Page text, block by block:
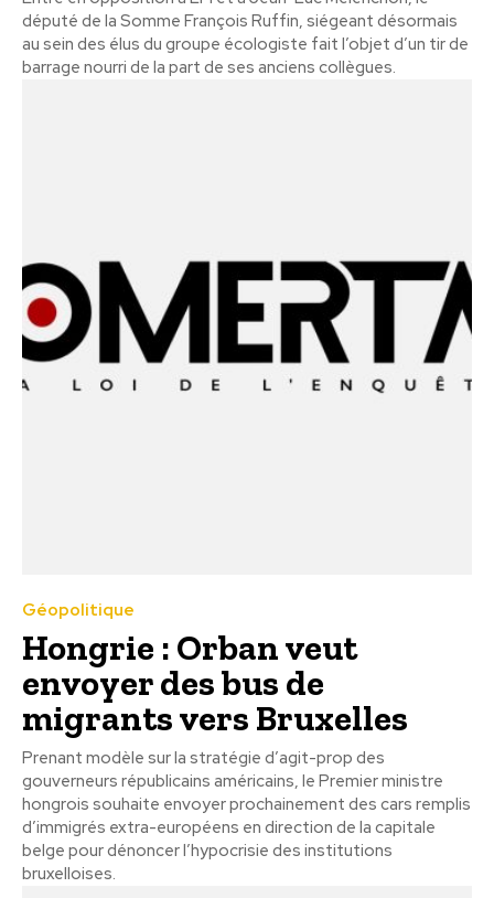
député de la Somme François Ruffin, siégeant désormais
au sein des élus du groupe écologiste fait l’objet d’un tir de
barrage nourri de la part de ses anciens collègues.
Géopolitique
Hongrie : Orban veut
envoyer des bus de
migrants vers Bruxelles
Prenant modèle sur la stratégie d’agit-prop des
gouverneurs républicains américains, le Premier ministre
hongrois souhaite envoyer prochainement des cars remplis
d’immigrés extra-européens en direction de la capitale
belge pour dénoncer l’hypocrisie des institutions
bruxelloises.